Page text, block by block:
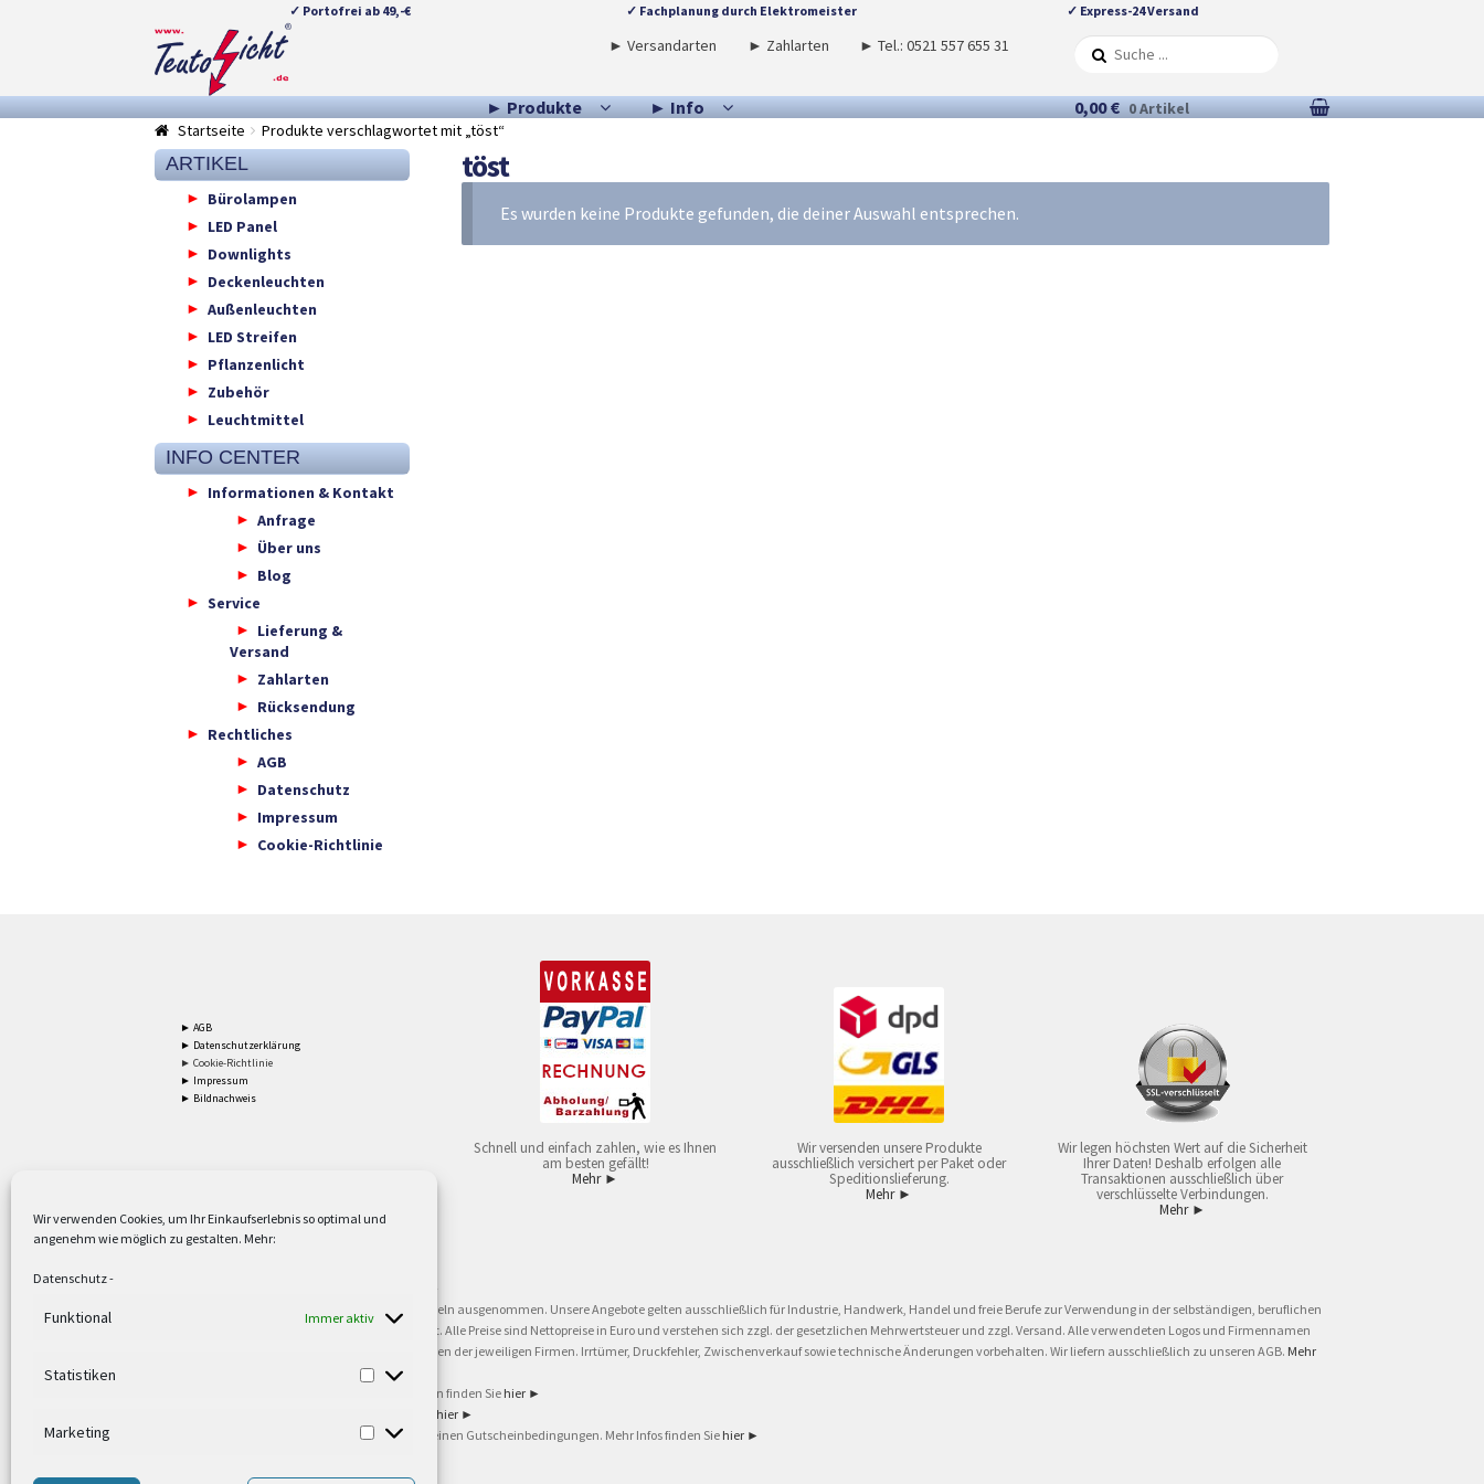
Wir verwenden Cookies, um Ihr Einkaufserlebnis so optimal und
angenehm wie möglich zu gestalten. Mehr:
Datenschutz-
Funktional Immer aktiv
Statistiken
Marketing
✓ Portofrei ab 49,-€ ✓ Fachplanung durch Elektromeister ✓ Express-24 Versand
Zur
Navigation
springen
Springe
zum
► Versandarten ► Zahlarten ► Tel.: 0521 557 655 31
► Produkte ► Info 0,00 € 0 Artikel
Startseite
Produkte verschlagwortet mit „töst“
töst
Es wurden keine Produkte gefunden, die deiner Auswahl entsprechen.
ARTIKEL
Bürolampen
LED Panel
Downlights
Deckenleuchten
Außenleuchten
LED Streifen
Pflanzenlicht
Zubehör
Leuchtmittel
INFO CENTER
Informationen & Kontakt
Anfrage
Über uns
Blog
Service
Lieferung &
Versand
Zahlarten
Rücksendung
Rechtliches
AGB
Datenschutz
Impressum
Cookie-Richtlinie
► AGB
► Datenschutzerklärung
► Cookie-Richtlinie
► Impressum
► Bildnachweis
Schnell und einfach zahlen, wie es Ihnen
am besten gefällt!
Mehr ►
Wir versenden unsere Produkte
ausschließlich versichert per Paket oder
Speditionslieferung.
Mehr ►
Wir legen höchsten Wert auf die Sicherheit
Ihrer Daten! Deshalb erfolgen alle
Transaktionen ausschließlich über
verschlüsselte Verbindungen.
Mehr ►
Versandkostenfrei ab 59,90 € Nettowarenwert. Inseln ausgenommen. Unsere Angebote gelten ausschließlich für Industrie, Handwerk, Handel und freie Berufe zur Verwendung in der selbständigen, beruflichen
oder gewerblichen Tätigkeit. Kein Verkauf an privat. Alle Preise sind Nettopreise in Euro und verstehen sich zzgl. der gesetzlichen Mehrwertsteuer und zzgl. Versand. Alle verwendeten Logos und Firmennamen
sind Warenzeichen oder eingetragene Warenzeichen der jeweiligen Firmen. Irrtümer, Druckfehler, Zwischenverkauf sowie technische Änderungen vorbehalten. Wir liefern ausschließlich zu unseren AGB. Mehr
Weitere Informationen und Zahlungsbedingungen finden Sie hier ►
hier ►
Ab 79,- Nettowarenwert. Es gelten unsere allgemeinen Gutscheinbedingungen. Mehr Infos finden Sie hier ►
©2002-2021 TEUTO LICHT GmbH